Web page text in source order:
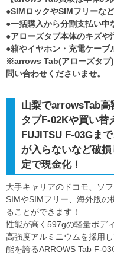
●SIMロックやSIMフリーな
●一括購入から分割支払い中
●アローズタブ本体のキズや
●箱やイヤホン・充電ケーブ
※arrows Tab(アローズタブ
問い合わせくださいませ。
山梨でarrowsTab高
タブF-02Kや買い替
FUJITSU F-03Gま
が入らないなど破
定で現金化！
大手キャリアのドコモ、ソ
SIMやSIMフリー、海外版の
ることができます！
性能が高く597gの軽量ボデ
高強度アルミニウムを採用
能を誇るARROWS Tab F-